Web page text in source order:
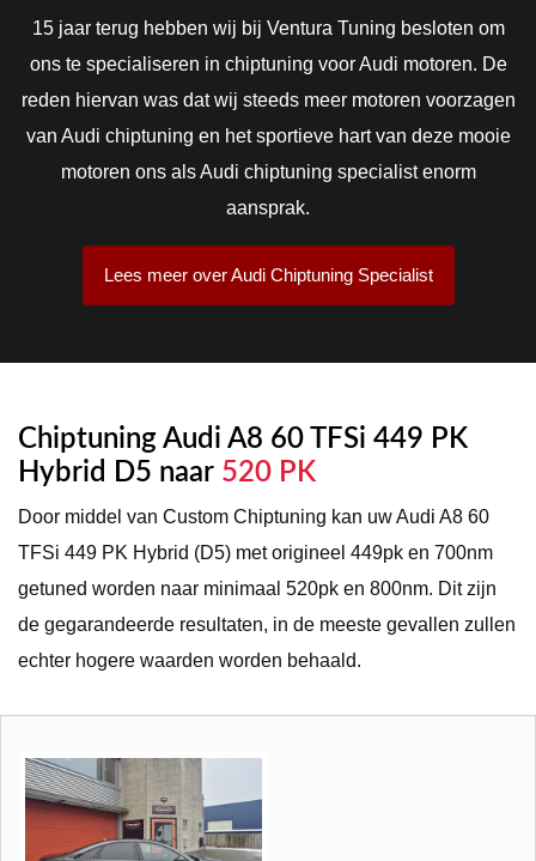
15 jaar terug hebben wij bij Ventura Tuning besloten om
ons te specialiseren in chiptuning voor Audi motoren. De
reden hiervan was dat wij steeds meer motoren voorzagen
van Audi chiptuning en het sportieve hart van deze mooie
motoren ons als Audi chiptuning specialist enorm
aansprak.
Lees meer over Audi Chiptuning Specialist
Chiptuning Audi A8 60 TFSi 449 PK
Hybrid D5 naar 520 PK
Door middel van Custom Chiptuning kan uw Audi A8 60
TFSi 449 PK Hybrid (D5) met origineel 449pk en 700nm
getuned worden naar minimaal 520pk en 800nm. Dit zijn
de gegarandeerde resultaten, in de meeste gevallen zullen
echter hogere waarden worden behaald.